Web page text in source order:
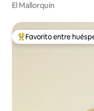
El Mallorquín
Favorito entre los
Favorito entre